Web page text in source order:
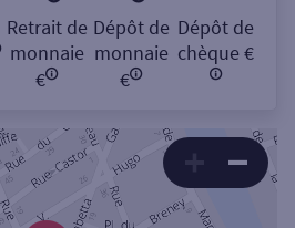
Retrait de
monnaie
€
Dépôt de
monnaie
€
Dépôt de
chèque €